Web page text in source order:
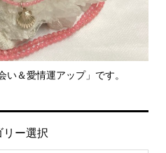
＆愛情運アップ」です。
リー選択